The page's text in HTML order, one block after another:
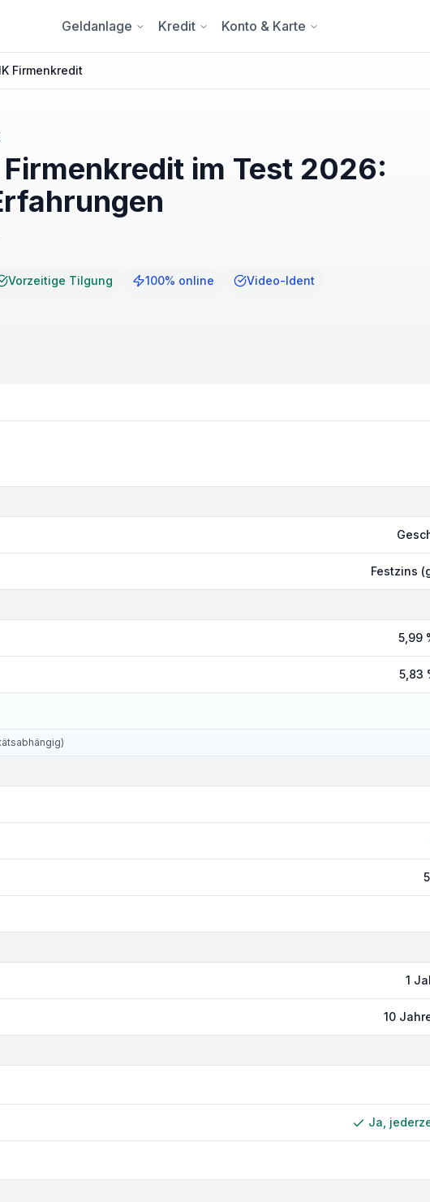
Geldanlage Kredit Konto & Karte
Firmenkredit
Firmenkredit im Test 2026:
Vorzeitige Tilgung 100% online Video-Ident
Festzins
5,99
5,83
1
10
Ja,